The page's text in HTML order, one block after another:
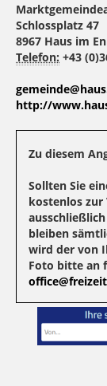
Schlossplatz 47
8967 Haus im
Telefon: +43
http://
Zu diesem
Sollten Sie
kostenlos zur
bleiben
wird der von
Foto bitte an